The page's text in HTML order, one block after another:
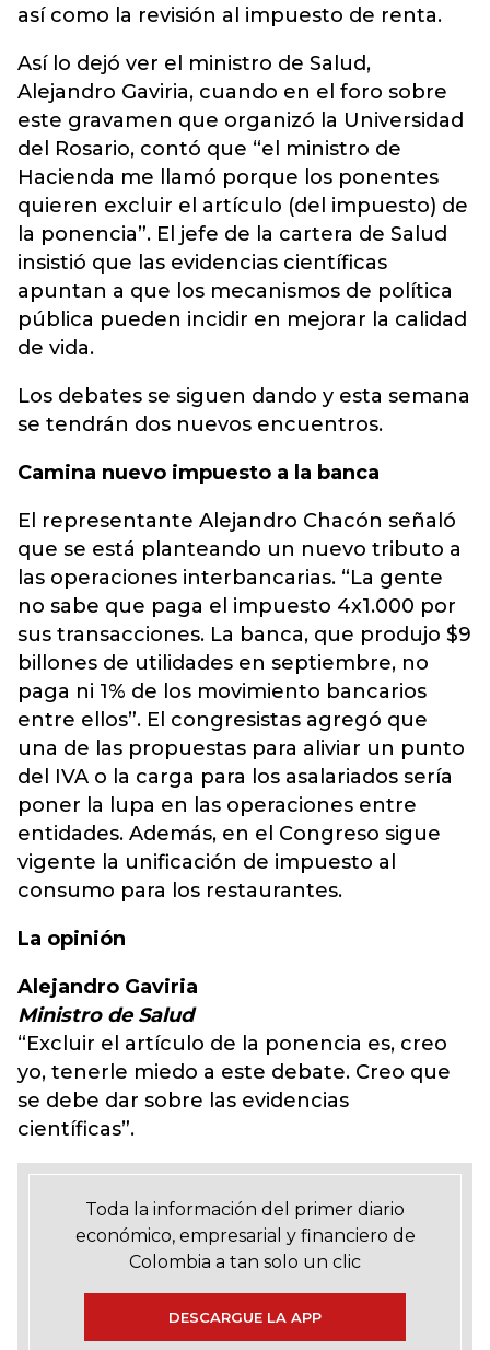
así como la revisión al impuesto de renta.
Así lo dejó ver el ministro de Salud,
Alejandro Gaviria, cuando en el foro sobre
este gravamen que organizó la Universidad
del Rosario, contó que “el ministro de
Hacienda me llamó porque los ponentes
quieren excluir el artículo (del impuesto) de
la ponencia”. El jefe de la cartera de Salud
insistió que las evidencias científicas
apuntan a que los mecanismos de política
pública pueden incidir en mejorar la calidad
de vida.
Los debates se siguen dando y esta semana
se tendrán dos nuevos encuentros.
Camina nuevo impuesto a la banca
El representante Alejandro Chacón señaló
que se está planteando un nuevo tributo a
las operaciones interbancarias. “La gente
no sabe que paga el impuesto 4x1.000 por
sus transacciones. La banca, que produjo $9
billones de utilidades en septiembre, no
paga ni 1% de los movimiento bancarios
entre ellos”. El congresistas agregó que
una de las propuestas para aliviar un punto
del IVA o la carga para los asalariados sería
poner la lupa en las operaciones entre
entidades. Además, en el Congreso sigue
vigente la unificación de impuesto al
consumo para los restaurantes.
La opinión
Alejandro Gaviria
Ministro de Salud
“Excluir el artículo de la ponencia es, creo
yo, tenerle miedo a este debate. Creo que
se debe dar sobre las evidencias
científicas”.
Toda la información del primer diario
económico, empresarial y financiero de
Colombia a tan solo un clic
DESCARGUE LA APP